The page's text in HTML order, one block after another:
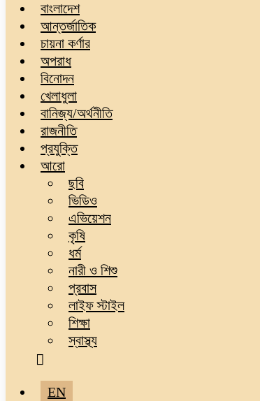
বাংলাদেশ
আন্তর্জাতিক
চায়না কর্ণার
অপরাধ
বিনোদন
খেলাধুলা
বানিজ্য/অর্থনীতি
রাজনীতি
প্রযুক্তি
আরো
ছবি
ভিডিও
এভিয়েশন
কৃষি
ধর্ম
নারী ও শিশু
প্রবাস
লাইফ স্টাইল
শিক্ষা
স্বাস্থ্য
EN